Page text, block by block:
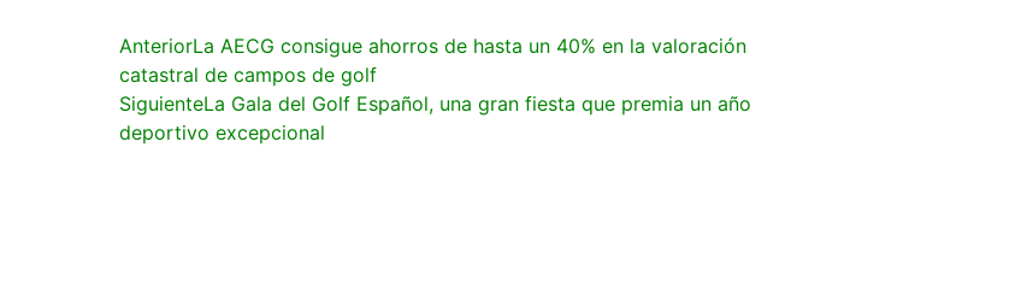
AnteriorLa AECG consigue ahorros de hasta un 40% en la valoración
catastral de campos de golf
SiguienteLa Gala del Golf Español, una gran fiesta que premia un año
deportivo excepcional